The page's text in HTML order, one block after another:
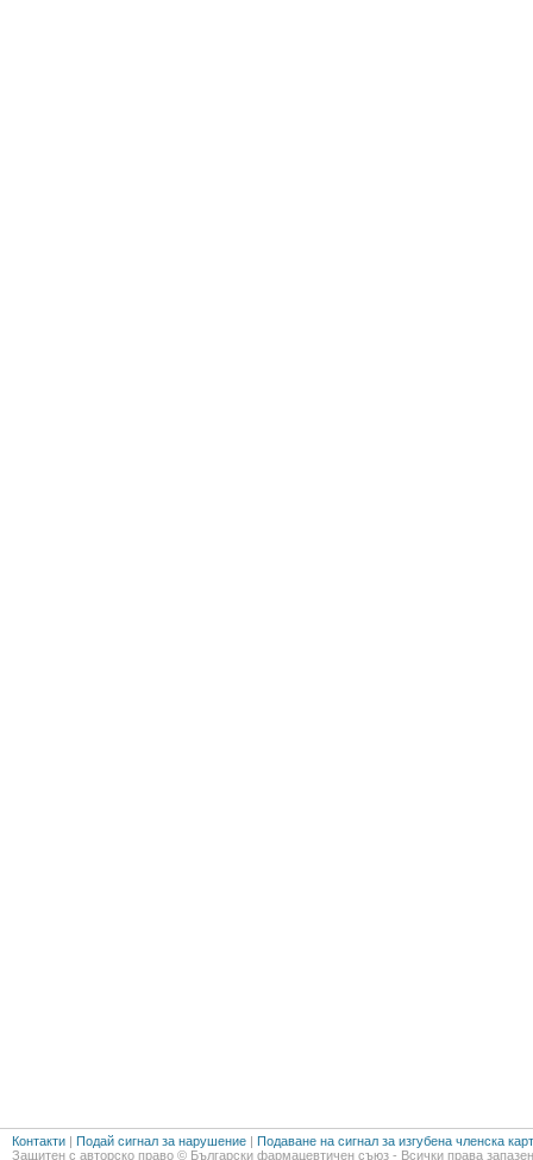
Контакти | Подай сигнал за нарушение | Подаване на сигнал за изгубена членска
Защитен с авторско право © Български фармацевтичен съюз - Всички права